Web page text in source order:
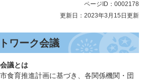
ページID：0002178
更新日：2023年3月15日更新
ワーク会議
議とは
食育推進計画に基づき、各関係機関・団